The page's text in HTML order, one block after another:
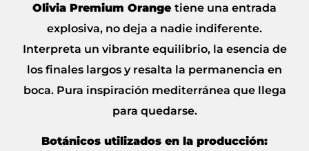
Olivia Premium Orange tiene una entrada
explosiva, no deja a nadie indiferente.
Interpreta un vibrante equilibrio, la esencia de
los finales largos y resalta la permanencia en
boca. Pura inspiración mediterránea que llega
para quedarse.
Botánicos utilizados en la producción: